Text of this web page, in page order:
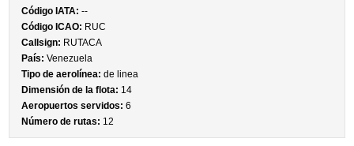
Código IATA: --
Código ICAO: RUC
Callsign: RUTACA
País: Venezuela
Tipo de aerolínea: de linea
Dimensión de la flota: 14
Aeropuertos servidos: 6
Número de rutas: 12